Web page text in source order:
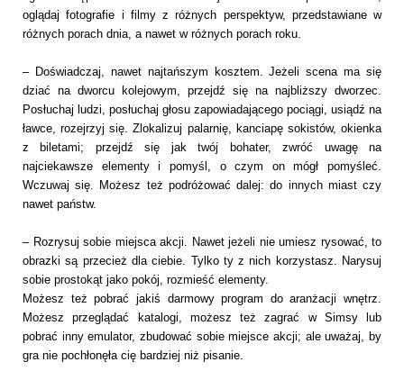
oglądaj fotografie i filmy z różnych perspektyw, przedstawiane w
różnych porach dnia, a nawet w różnych porach roku.
– Doświadczaj, nawet najtańszym kosztem. Jeżeli scena ma się
dziać na dworcu kolejowym, przejdź się na najbliższy dworzec.
Posłuchaj ludzi, posłuchaj głosu zapowiadającego pociągi, usiądź na
ławce, rozejrzyj się. Zlokalizuj palarnię, kanciapę sokistów, okienka
z biletami; przejdź się jak twój bohater, zwróć uwagę na
najciekawsze elementy i pomyśl, o czym on mógł pomyśleć.
Wczuwaj się. Możesz też podróżować dalej: do innych miast czy
nawet państw.
– Rozrysuj sobie miejsca akcji. Nawet jeżeli nie umiesz rysować, to
obrazki są przecież dla ciebie. Tylko ty z nich korzystasz. Narysuj
sobie prostokąt jako pokój, rozmieść elementy.
Możesz też pobrać jakiś darmowy program do aranżacji wnętrz.
Możesz przeglądać katalogi, możesz też zagrać w Simsy lub
pobrać inny emulator, zbudować sobie miejsce akcji; ale uważaj, by
gra nie pochłonęła cię bardziej niż pisanie.